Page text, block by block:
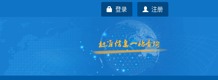
注册
登录